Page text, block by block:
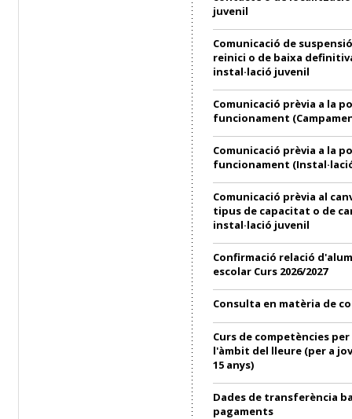
juvenil
Comunicació de
reinici o de baixa
instal·lació juvenil
Comunicació prèvia a la
funcionament
Comunicació prèvia a la
funcionament
Comunicació prèvia al
tipus de capacitat o de
instal·lació juvenil
Confirmació relació
escolar Curs 2026/2027
Consulta en matèria de
Curs de competències
l'àmbit del lleure (per a
15 anys)
Dades de transferència
pagaments